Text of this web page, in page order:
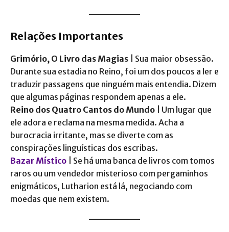
Relações Importantes
Grimório, O Livro das Magias | Sua maior obsessão.
Durante sua estadia no Reino, foi um dos poucos a ler e
traduzir passagens que ninguém mais entendia. Dizem
que algumas páginas respondem apenas a ele​.
Reino dos Quatro Cantos do Mundo | Um lugar que
ele adora e reclama na mesma medida. Acha a
burocracia irritante, mas se diverte com as
conspirações linguísticas dos escribas.
Bazar Místico | Se há uma banca de livros com tomos
raros ou um vendedor misterioso com pergaminhos
enigmáticos, Lutharion está lá, negociando com
moedas que nem existem.